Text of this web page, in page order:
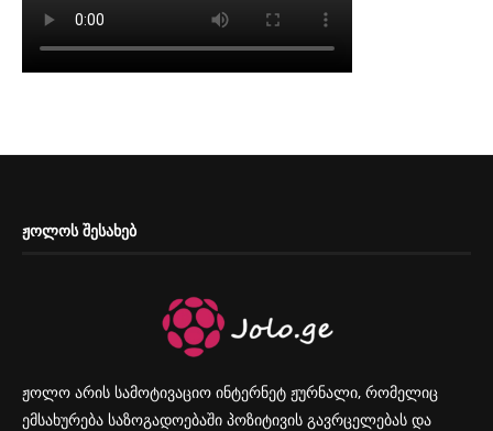
ᲟᲝᲚᲝᲡ ᲨᲔᲡᲐᲮᲔᲑ
ჟოლო არის სამოტივაციო ინტერნეტ ჟურნალი, რომელიც
ემსახურება საზოგადოებაში პოზიტივის გავრცელებას და